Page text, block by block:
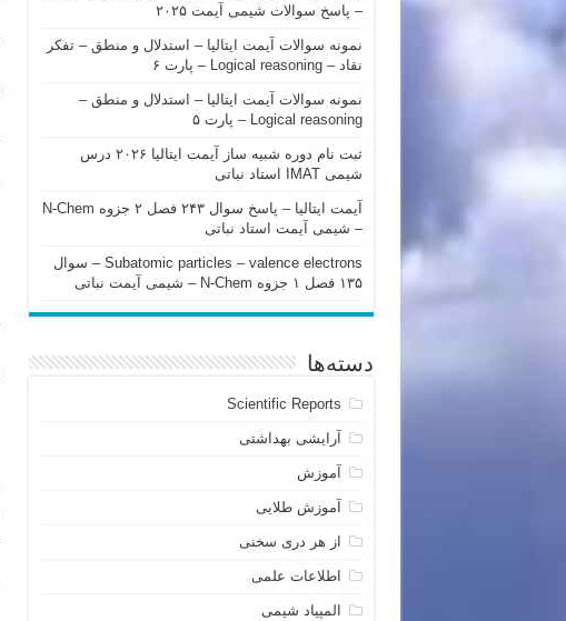
– پاسخ سوالات شیمی آیمت ۲۰۲۵
نمونه سوالات آیمت ایتالیا – استدلال و منطق – تفکر
نقاد – Logical reasoning – پارت ۶
نمونه سوالات آیمت ایتالیا – استدلال و منطق –
Logical reasoning – پارت ۵
ثبت نام دوره شبیه ساز آیمت ایتالیا ۲۰۲۶ درس
شیمی IMAT استاد نباتی
آیمت ایتالیا – پاسخ سوال ۲۴۳ فصل ۲ جزوه N-Chem
– شیمی آیمت استاد نباتی
Subatomic particles – valence electrons – سوال
۱۳۵ فصل ۱ جزوه N-Chem – شیمی آیمت نباتی
دسته‌ها
Scientific Reports
آرایشی بهداشتی
آموزش
آموزش طلایی
از هر دری سخنی
اطلاعات علمی
المپیاد شیمی